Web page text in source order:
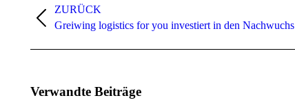
ZURÜCK
Vorheriger
Greiwing logistics for you investiert in den Nachwuchs
Verwandte Beiträge